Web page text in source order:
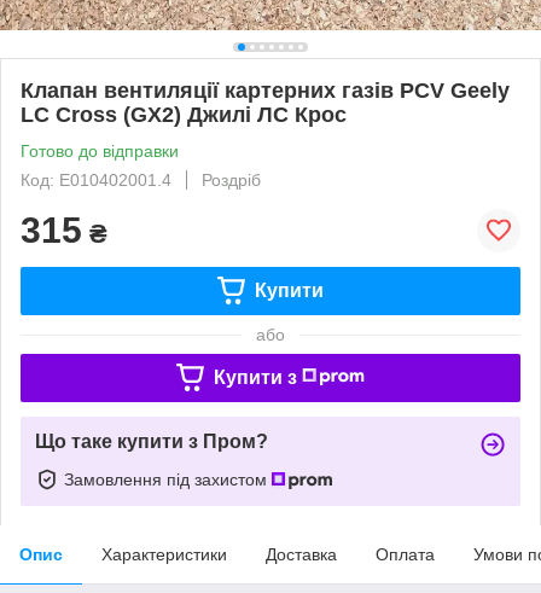
Клапан вентиляції картерних газів PCV Geely
LC Cross (GX2) Джилі ЛС Крос
Готово до відправки
Код: E010402001.4
Роздріб
315 ₴
Купити
або
Купити з
Що таке купити з Пром?
Замовлення під захистом
Опис Характеристики Доставка Оплата Умови